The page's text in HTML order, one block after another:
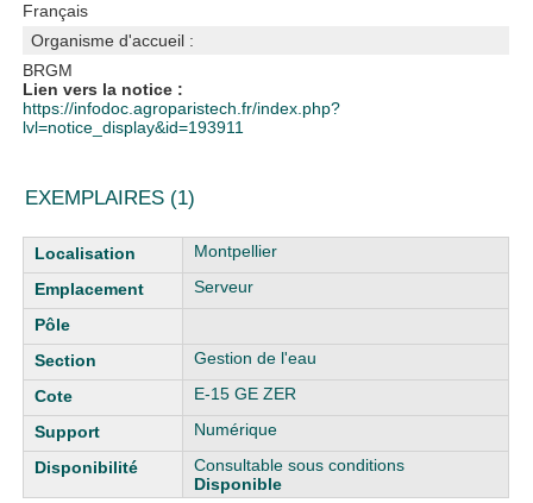
Français
Organisme d'accueil :
BRGM
Lien vers la notice :
https://infodoc.agroparistech.fr/index.php?
lvl=notice_display&id=193911
EXEMPLAIRES (1)
Liste des exemplaires
Montpellier
Serveur
Gestion de l'eau
E-15 GE ZER
Numérique
Consultable sous conditions
Disponible